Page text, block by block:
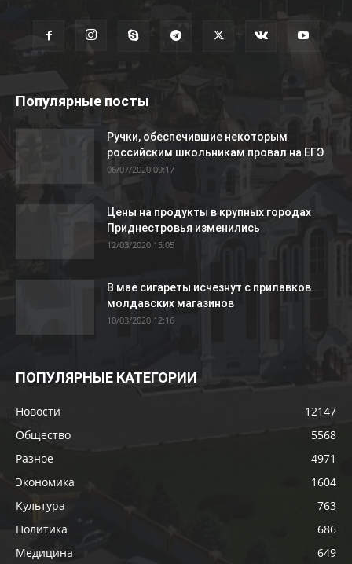
Популярные посты
Ручки, обеспечившие некоторым
российским школьникам провал на ЕГЭ
06/07/2020 09:17
Цены на продукты в крупных городах
Приднестровья изменились
12/03/2020 15:05
В мае сигареты исчезнут с прилавков
молдавских магазинов
10/03/2020 12:16
ПОПУЛЯРНЫЕ КАТЕГОРИИ
Новости
12147
Общество
5568
Разное
4971
Экономика
1604
Культура
763
Политика
686
Медицина
649